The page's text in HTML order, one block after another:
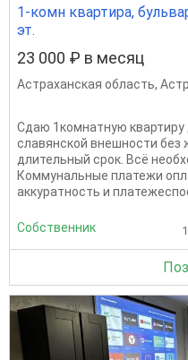
1-комн квартира,
эт.
23 000 ₽ в месяц
Астраханская область,
Сдаю 1комнатную
славянской внешности
длительный срок. Всё
Коммунальные платежи
аккуратность и
Собственник